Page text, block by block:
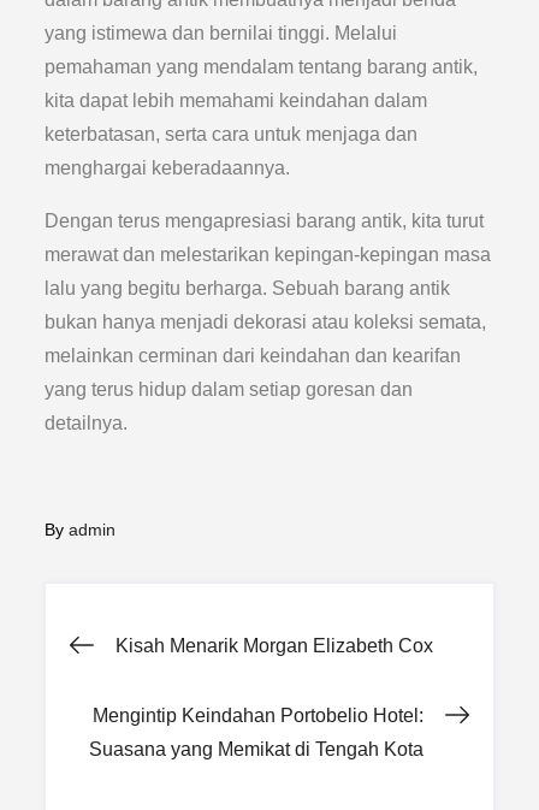
yang istimewa dan bernilai tinggi. Melalui
pemahaman yang mendalam tentang barang antik,
kita dapat lebih memahami keindahan dalam
keterbatasan, serta cara untuk menjaga dan
menghargai keberadaannya.
Dengan terus mengapresiasi barang antik, kita turut
merawat dan melestarikan kepingan-kepingan masa
lalu yang begitu berharga. Sebuah barang antik
bukan hanya menjadi dekorasi atau koleksi semata,
melainkan cerminan dari keindahan dan kearifan
yang terus hidup dalam setiap goresan dan
detailnya.
Byadmin
Post
navigation
Kisah Menarik Morgan Elizabeth Cox
Mengintip Keindahan Portobelio Hotel:
Suasana yang Memikat di Tengah Kota